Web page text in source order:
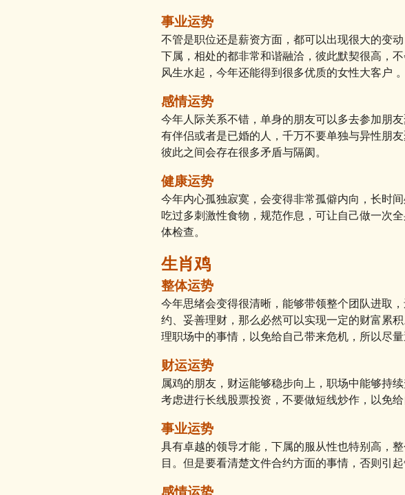
事业运势
不管是职位还是薪资方面，都可以出现很大的变
下属，相处的都非常和谐融洽，彼此默契很高，
风生水起，今年还能得到很多优质的女性大客户 。
感情运势
今年人际关系不错，单身的朋友可以多去参加朋
有伴侣或者是已婚的人，千万不要单独与异性朋
彼此之间会存在很多矛盾与隔阂。
健康运势
今年内心孤独寂寞，会变得非常孤僻内向，长时
吃过多刺激性食物，规范作息，可让自己做一次
体检查。
生肖鸡
整体运势
今年思绪会变得很清晰，能够带领整个团队进取
约、妥善理财，那么必然可以实现一定的财富累
理职场中的事情，以免给自己带来危机，所以尽量
财运运势
属鸡的朋友，财运能够稳步向上，职场中能够持
考虑进行长线股票投资，不要做短线炒作，以免
事业运势
具有卓越的领导才能，下属的服从性也特别高，
目。但是要看清楚文件合约方面的事情，否则引